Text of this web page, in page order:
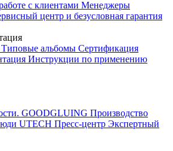
с клиентами Менеджеры
центр и безусловная гарантия
Типовые альбомы Сертификация
Инструкции по применению
GOODGLUING Производство
UTECH Пресс-центр Экспертный